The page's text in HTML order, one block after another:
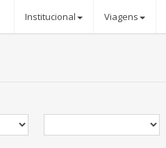
Institucional Viagens